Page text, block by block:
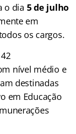
o dia 5 de julho
em
os cargos.
nível médio e
destinadas
em Educação